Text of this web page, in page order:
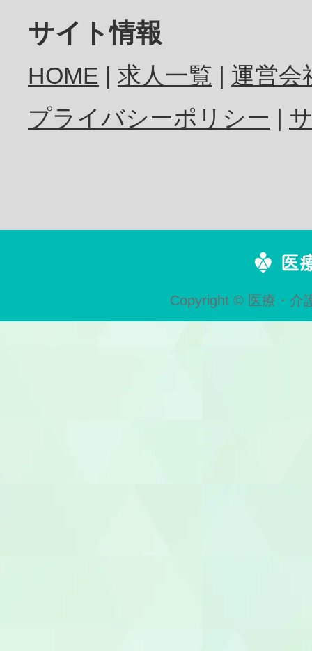
サイト情報
HOME 求人一覧
運営会
プライバシーポリシー
Copyright © 医療・介